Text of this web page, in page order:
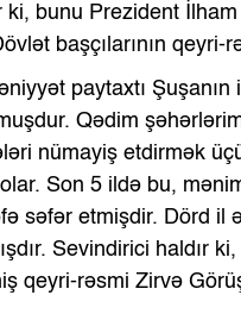
ki, bunu Prezident
başçılarının qeyri-
paytaxtı
Qədim
nümayiş etdirmək
Son 5 ildə bu,
səfər etmişdir. Dörd il
Sevindirici haldır
qeyri-rəsmi Zirvə